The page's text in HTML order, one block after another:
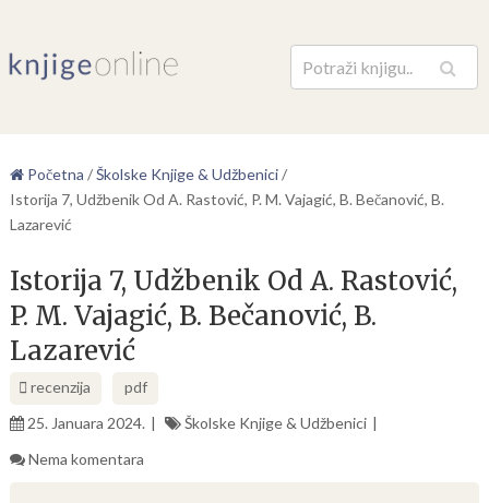
Pretraga
Početna /Školske Knjige & Udžbenici/
Istorija 7, Udžbenik Od A. Rastović, P. M. Vajagić, B. Bečanović, B.
Lazarević
Istorija 7, Udžbenik Od A. Rastović,
P. M. Vajagić, B. Bečanović, B.
Lazarević
recenzija
pdf
25. Januara 2024.
Školske Knjige & Udžbenici
Nema komentara